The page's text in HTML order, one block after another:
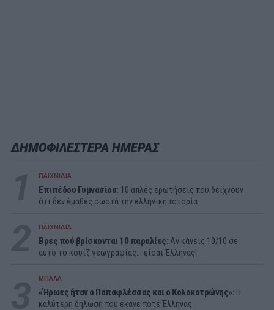
ΔΗΜΟΦΙΛΕΣΤΕΡΑ ΗΜΕΡΑΣ
ΠΑΙΧΝΙΔΙΑ
Επιπέδου Γυμνασίου: 10 απλές ερωτήσεις που δείχνουν
ότι δεν έμαθες σωστά την ελληνική ιστορία
ΠΑΙΧΝΙΔΙΑ
Βρες πού βρίσκονται 10 παραλίες: Αν κάνεις 10/10 σε
αυτό το κουίζ γεωγραφίας... είσαι Έλληνας!
ΜΠΑΛΑ
«Ήρωες ήταν ο Παπαφλέσσας και ο Κολοκοτρώνης»: Η
καλύτερη δήλωση που έκανε ποτέ Έλληνας